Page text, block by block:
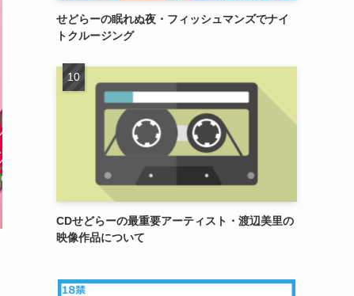
せどらーの眠れぬ夜・フィッシュマンズでナイ
トクルージング
CDせどらーの最重要アーティスト・渡辺美里の
映像作品について